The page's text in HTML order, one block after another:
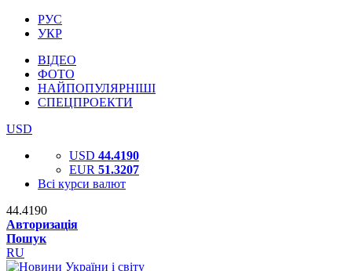
РУС
УКР
ВІДЕО
ФОТО
НАЙПОПУЛЯРНІШІ
СПЕЦПРОЕКТИ
USD
USD 44.4190
EUR 51.3207
Всі курси валют
44.4190
Авторизація
Пошук
RU